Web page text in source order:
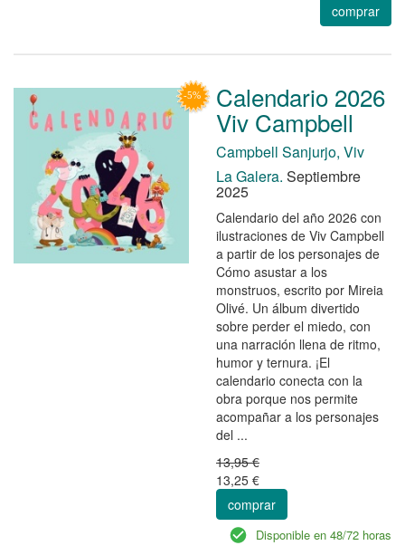
comprar
Calendario 2026
Viv Campbell
Campbell Sanjurjo, Viv
La Galera. Septiembre
2025
Calendario del año 2026 con
ilustraciones de Viv Campbell
a partir de los personajes de
Cómo asustar a los
monstruos, escrito por Mireia
Olivé. Un álbum divertido
sobre perder el miedo, con
una narración llena de ritmo,
humor y ternura. ¡El
calendario conecta con la
obra porque nos permite
acompañar a los personajes
del ...
13,95 €
13,25 €
comprar
Disponible en 48/72 horas